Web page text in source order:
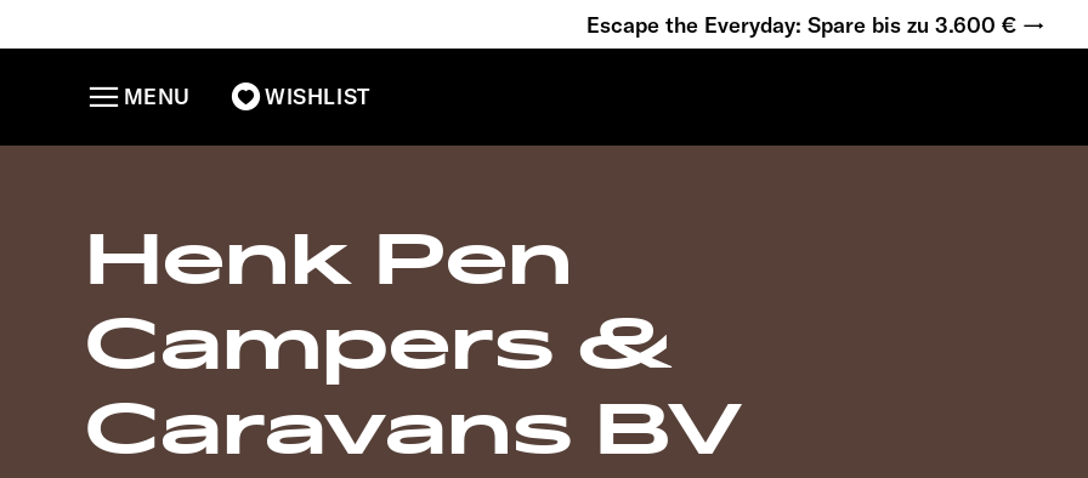
Escape the Everyday: Spare bis zu 3.600 € →
WISHLIST
MENU
Henk Pen
Campers &
Caravans BV